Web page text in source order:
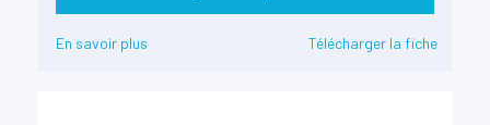
En savoir plus Télécharger la fiche